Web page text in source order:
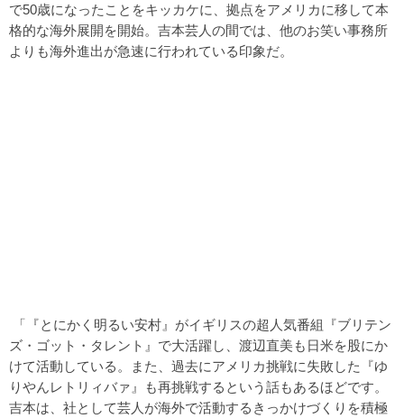
で50歳になったことをキッカケに、拠点をアメリカに移して本
格的な海外展開を開始。吉本芸人の間では、他のお笑い事務所
よりも海外進出が急速に行われている印象だ。
「『とにかく明るい安村』がイギリスの超人気番組『ブリテン
ズ・ゴット・タレント』で大活躍し、渡辺直美も日米を股にか
けて活動している。また、過去にアメリカ挑戦に失敗した『ゆ
りやんレトリィバァ』も再挑戦するという話もあるほどです。
吉本は、社として芸人が海外で活動するきっかけづくりを積極